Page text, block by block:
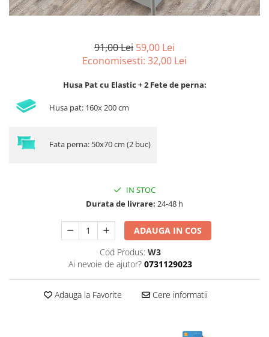
91,00 Lei 59,00 Lei
Economisesti: 32,00 Lei
Husa Pat cu Elastic + 2 Fete de perna:
Husa pat: 160x 200 cm
Fata perna: 50x70 cm (2 buc)
IN STOC
Durata de livrare: 24-48 h
ADAUGA IN COS
Cod Produs: W3
Ai nevoie de ajutor? 0731129023
Adauga la Favorite Cere informatii